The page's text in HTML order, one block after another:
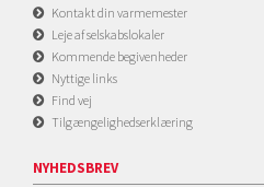
Kontakt din varmemester
Leje af selskabslokaler
Kommende begivenheder
Nyttige links
Find vej
Tilgængelighedserklæring
NYHEDSBREV